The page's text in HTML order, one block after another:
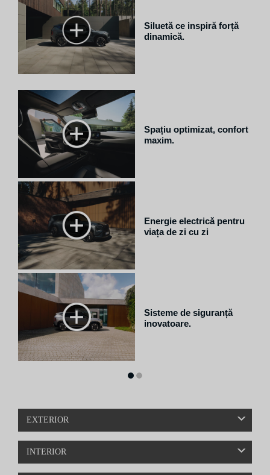
Siluetă ce inspiră forță
dinamică.
Spațiu optimizat, confort
maxim.
Energie electrică pentru
viața de zi cu zi
Sisteme de siguranță
inovatoare.
1
EXTERIOR
INTERIOR